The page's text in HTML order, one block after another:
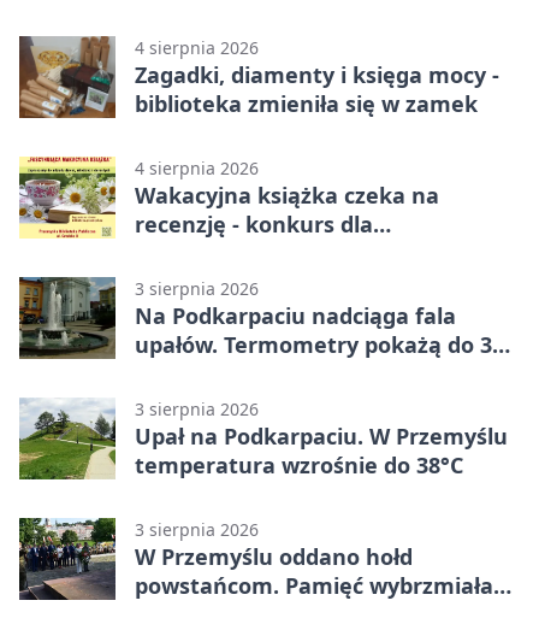
4 sierpnia 2026
Zagadki, diamenty i księga mocy -
biblioteka zmieniła się w zamek
4 sierpnia 2026
Wakacyjna książka czeka na
recenzję - konkurs dla
3 sierpnia 2026
Na Podkarpaciu nadciąga fala
upałów. Termometry pokażą do 36
3 sierpnia 2026
Upał na Podkarpaciu. W Przemyślu
temperatura wzrośnie do 38°C
3 sierpnia 2026
W Przemyślu oddano hołd
powstańcom. Pamięć wybrzmiała